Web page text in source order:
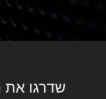
שדרגו את